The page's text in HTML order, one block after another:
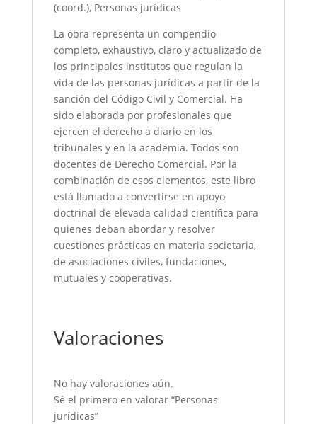
(coord.), Personas jurídicas
La obra representa un compendio
completo, exhaustivo, claro y actualizado de
los principales institutos que regulan la
vida de las personas jurídicas a partir de la
sanción del Código Civil y Comercial. Ha
sido elaborada por profesionales que
ejercen el derecho a diario en los
tribunales y en la academia. Todos son
docentes de Derecho Comercial. Por la
combinación de esos elementos, este libro
está llamado a convertirse en apoyo
doctrinal de elevada calidad científica para
quienes deban abordar y resolver
cuestiones prácticas en materia societaria,
de asociaciones civiles, fundaciones,
mutuales y cooperativas.
Valoraciones
No hay valoraciones aún.
Sé el primero en valorar “Personas
jurídicas”